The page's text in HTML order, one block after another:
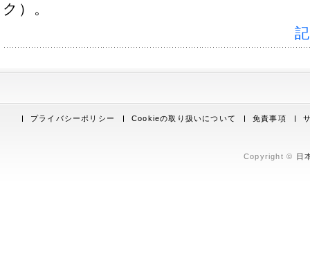
ク）。
プライバシーポリシー Cookieの取り扱いについて 免責事項
Copyright © 日